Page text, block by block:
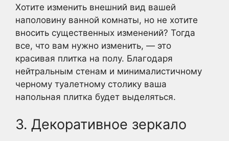
Хотите изменить внешний вид вашей
наполовину ванной комнаты, но не хотите
вносить существенных изменений? Тогда
все, что вам нужно изменить, — это
красивая плитка на полу. Благодаря
нейтральным стенам и минималистичному
черному туалетному столику ваша
напольная плитка будет выделяться.
3. Декоративное зеркало